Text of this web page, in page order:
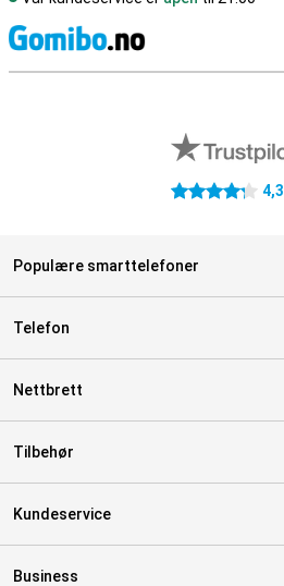
4.3 stjerner 4,3
Populære smarttelefoner
Telefon
Nettbrett
Tilbehør
Kundeservice
Business